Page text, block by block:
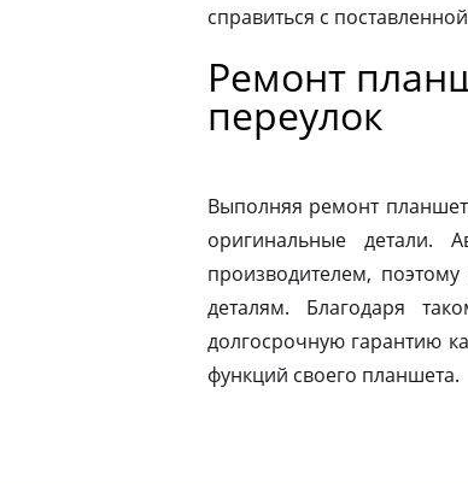
справиться с
Ремонт
переулок
Выполняя ремонт
оригинальные детали.
производителем,
деталям. Благодаря
долгосрочную гарантию
функций своего планшета.